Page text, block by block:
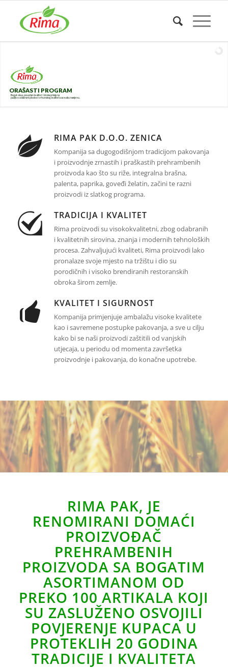
Bogat okus, pouzdan kvalitet i široka primjena
pažljivo odabrani plodovi vrhunskog kvaliteta za svaku namjenu.
ORAŠASTI PROGRAM
RIMA PAK D.O.O. ZENICA
Kompanija sa dugogodišnjom tradicijom pakovanja
i proizvodnje zrnastih i praškastih prehrambenih
proizvoda kao što su riže, integralna brašna,
palenta, paprika, goveđi želatin, začini te razni
proizvodi iz slatkog programa.
TRADICIJA I KVALITET
Rima proizvodi su visokokvalitetni, zbog odabranih
i kvalitetnih sirovina, znanja i modernih tehnoloških
procesa. Zahvaljujući kvaliteti, Rima proizvodi lako
pronalaze svoje mjesto na tržištu i dio su
porodičnih i visoko brendiranih restoranskih
obroka širom zemlje.
KVALITET I SIGURNOST
Kompanija primjenjuje ambalažu visoke kvalitete
kao i savremene postupke pakovanja, a sve u cilju
kako bi se naši proizvodi zaštitili od vanjskih
utjecaja, u periodu od momenta završetka
proizvodnje i pakovanja, do konačne upotrebe.
RIMA PAK, JE
RENOMIRANI DOMAĆI
PROIZVOĐAČ
PREHRAMBENIH
PROIZVODA SA BOGATIM
ASORTIMANOM OD
PREKO 100 ARTIKALA KOJI
SU ZASLUŽENO OSVOJILI
POVJERENJE KUPACA U
PROTEKLIH 20 GODINA
TRADICIJE I KVALITETA